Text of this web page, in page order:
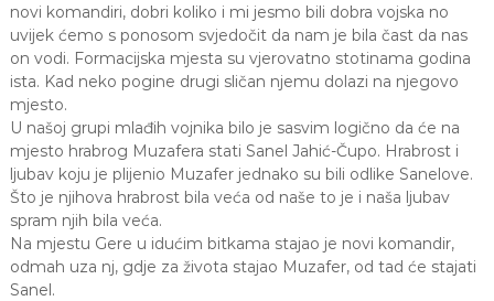
novi komandiri, dobri koliko i mi jesmo bili dobra vojska no
uvijek ćemo s ponosom svjedočit da nam je bila čast da nas
on vodi. Formacijska mjesta su vjerovatno stotinama godina
ista. Kad neko pogine drugi sličan njemu dolazi na njegovo
mjesto.
U našoj grupi mlađih vojnika bilo je sasvim logično da će na
mjesto hrabrog Muzafera stati Sanel Jahić-Čupo. Hrabrost i
ljubav koju je plijenio Muzafer jednako su bili odlike Sanelove.
Što je njihova hrabrost bila veća od naše to je i naša ljubav
spram njih bila veća.
Na mjestu Gere u idućim bitkama stajao je novi komandir,
odmah uza nj, gdje za života stajao Muzafer, od tad će stajati
Sanel.